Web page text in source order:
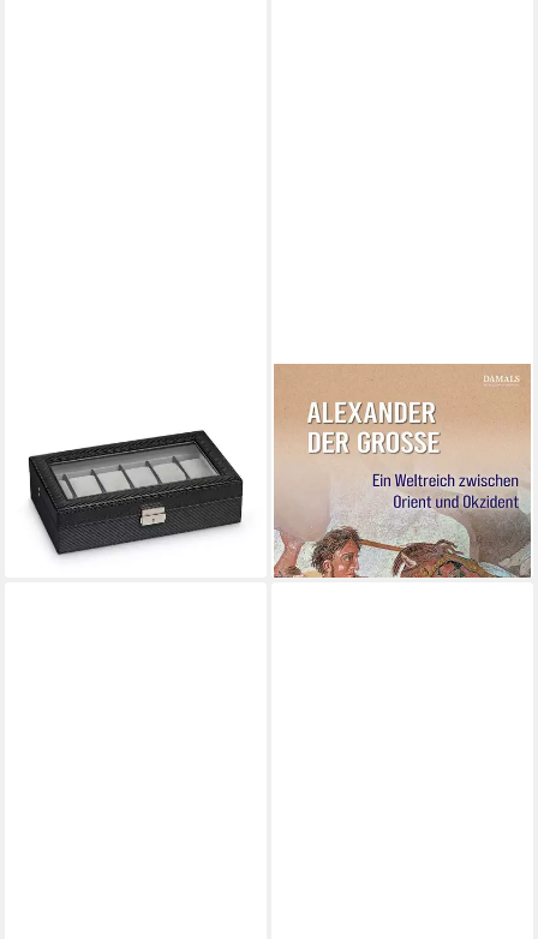
Uhrenkasten für 12 Uhren
Lederimitat Carbonoptik
schwarz, (1098-CF-BL)
49,95 €
lieferbar - in 2-3 Werktagen bei dir
Alexander der Große /
DAMALS – Das Magazin für
Geschichte
lieferbar - in 2-3 Werktagen bei dir